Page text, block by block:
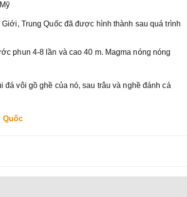
Trung Quốc đã được hình thành sau quá trình
phun 4-8 lần và cao 40 m. Magma nóng nóng
vôi gồ ghề của nó, sau trâu và nghề đánh cá
Quốc